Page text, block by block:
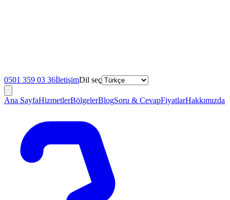
0501 359 03 36İletişimDil seç
Ana SayfaHizmetlerBölgelerBlogSoru & CevapFiyatlarHakkımızda